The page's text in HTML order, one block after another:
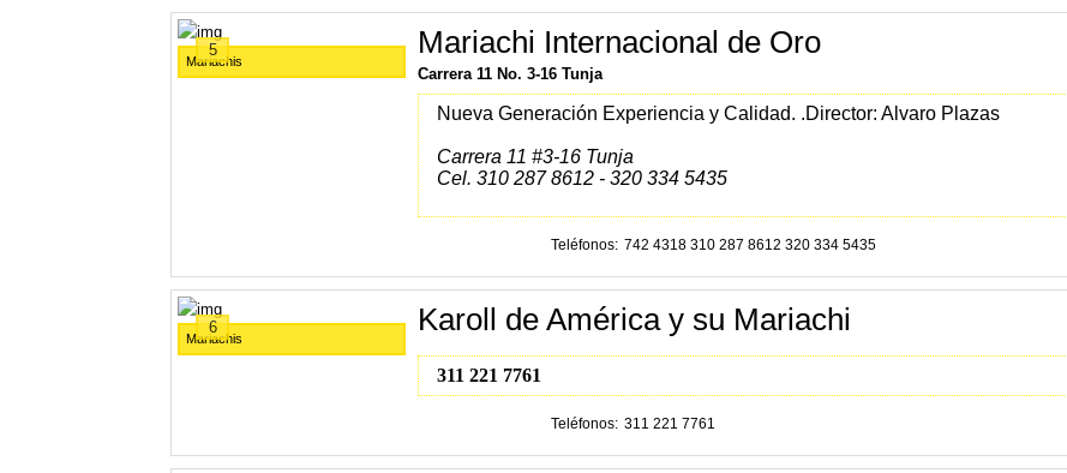
5
Mariachis
Mariachi Internacional de Oro
Carrera 11 No. 3-16 Tunja
Nueva Generación Experiencia y Calidad. .Director: Alvaro Plazas
Carrera 11 #3-16 Tunja
Cel. 310 287 8612 - 320 334 5435
Teléfonos 742 4318 310 287 8612 320 334 5435
6
Mariachis
Karoll de América y su Mariachi
311 221 7761
Teléfonos 311 221 7761